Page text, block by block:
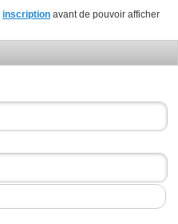
inscription avant de pouvoir afficher